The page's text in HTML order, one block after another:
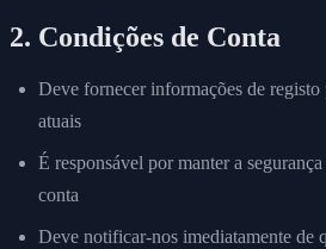
2. Condições de Conta
Deve fornecer informações de registo
atuais
É responsável por manter a
conta
Deve notificar-nos imediatamente de